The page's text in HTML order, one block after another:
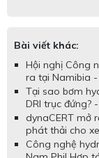
Bài viết khác:
Hội nghị Công
ra tại Namibia
Tại sao bơm
DRI trục đứng?
dynaCERT mở
phát thải cho
Công nghệ